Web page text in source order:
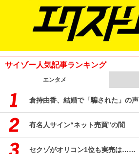
サイゾー人気記事ランキング
エンタメ
倉持由香、結婚で「騙された」の声
有名人サイン“ネット売買”の闇
セクゾがオリコン1位も実売は……